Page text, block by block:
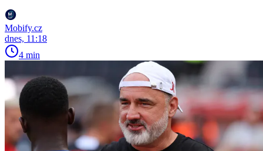
Mobify.cz
dnes, 11:18
4 min